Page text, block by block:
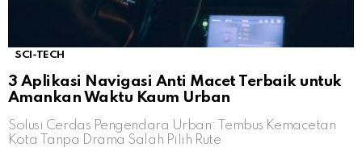
SCI-TECH
3 Aplikasi Navigasi Anti Macet Terbaik untuk
Amankan Waktu Kaum Urban
Solusi Cerdas Pengendara Urban: Tembus Kemacetan
Kota Tanpa Drama Salah Pilih Rute